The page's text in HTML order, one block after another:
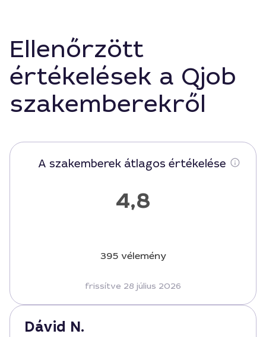
Ellenőrzött
értékelések a Qjob
szakemberekről
A szakemberek átlagos értékelése
4,8
395 vélemény
frissítve 28 július 2026
Dávid N.